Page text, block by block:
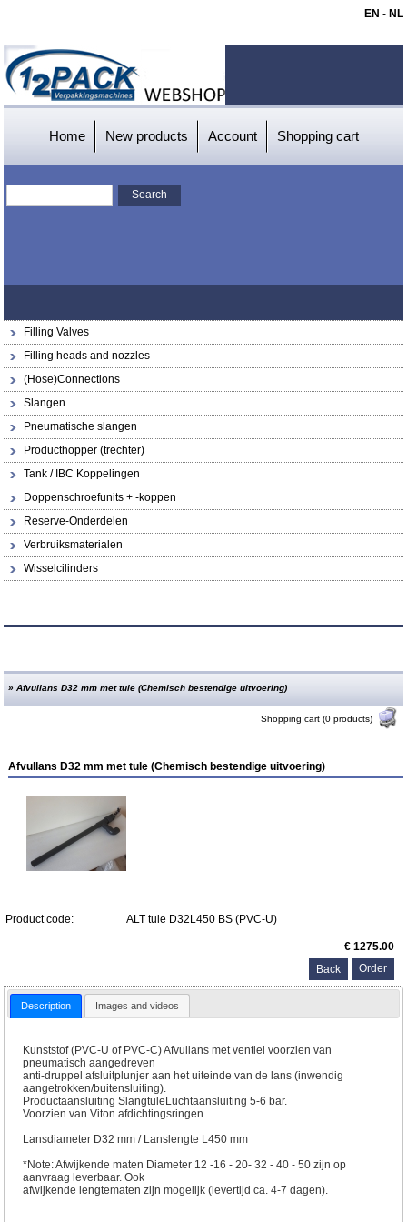
EN - NL
Home New products Account Shopping cart
Filling Valves
Filling heads and nozzles
(Hose)Connections
Slangen
Pneumatische slangen
Producthopper (trechter)
Tank / IBC Koppelingen
Doppenschroefunits + -koppen
Reserve-Onderdelen
Verbruiksmaterialen
Wisselcilinders
»Afvullans D32 mm met tule (Chemisch bestendige uitvoering)
Shopping cart (0 products)
Afvullans D32 mm met tule (Chemisch bestendige uitvoering)
Product code: ALT tule D32L450 BS (PVC-U)
€ 1275.00
Back
Description Images and videos
Kunststof (PVC-U of PVC-C) Afvullans met ventiel voorzien van
pneumatisch aangedreven
anti-druppel afsluitplunjer aan het uiteinde van de lans (inwendig
aangetrokken/buitensluiting).
Productaansluiting SlangtuleLuchtaansluiting 5-6 bar.
Voorzien van Viton afdichtingsringen.
Lansdiameter D32 mm / Lanslengte L450 mm
*Note: Afwijkende maten Diameter 12 -16 - 20- 32 - 40 - 50 zijn op
aanvraag leverbaar. Ook
afwijkende lengtematen zijn mogelijk (levertijd ca. 4-7 dagen).